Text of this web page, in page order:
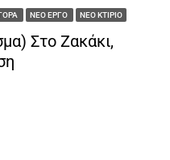
ΝΈΟ ΈΡΓΟ ΝΈΟ ΚΤΊΡΙΟ
Στο Ζακάκι,